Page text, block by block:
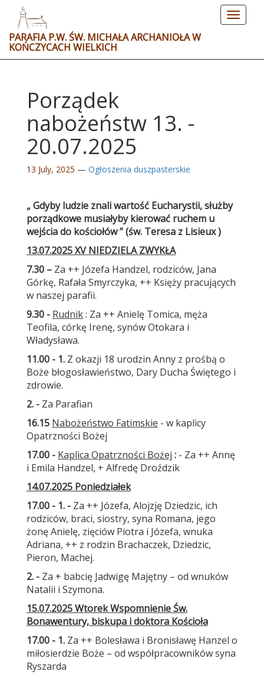
Toggle
PARAFIA P.W. ŚW. MICHAŁA ARCHANIOŁA W
KOŃCZYCACH WIELKICH
Porządek
nabożeństw 13. -
20.07.2025
13 July, 2025 — Ogłoszenia duszpasterskie
„ Gdyby ludzie znali wartość Eucharystii, służby
porządkowe musiałyby kierować ruchem u
wejścia do kościołów ”(św. Teresa z Lisieux )
13.07.2025 XV NIEDZIELA ZWYKŁA
7.30 – Za ++ Józefa Handzel, rodziców, Jana
Górkę, Rafała Smyrczyka, ++ Księży pracujących
w naszej parafii.
9.30 - Rudnik: Za ++ Anielę Tomica, męża
Teofila, córkę Irenę, synów Otokara i
Władysława.
11.00 - 1. Z okazji 18 urodzin Anny z prośbą o
Boże błogosławieństwo, Dary Ducha Świętego i
zdrowie.
2. - Za Parafian
16.15 Nabożeństwo Fatimskie - w kaplicy
Opatrzności Bożej
17.00 - Kaplica Opatrzności Bożej : - Za ++ Annę
i Emila Handzel, + Alfredę Droździk
14.07.2025 Poniedziałek
17.00 - 1. - Za ++ Józefa, Alojzję Dziedzic, ich
rodziców, braci, siostry, syna Romana, jego
żonę Anielę, zięciów Piotra i Józefa, wnuka
Adriana, ++ z rodzin Brachaczek, Dziedzic,
Pieron, Machej.
2. - Za + babcię Jadwigę Majętny – od wnuków
Natalii i Szymona.
15.07.2025 Wtorek Wspomnienie Św.
Bonawentury, biskupa i doktora Kościoła
17.00 - 1. Za ++ Bolesława i Bronisławę Hanzel o
miłosierdzie Boże – od współpracowników syna
Ryszarda